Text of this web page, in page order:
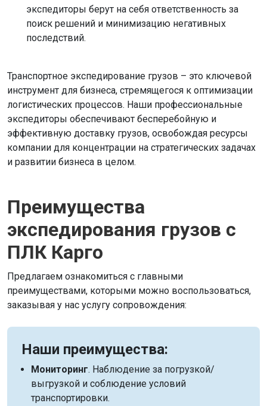
экспедиторы берут на себя ответственность за
поиск решений и минимизацию негативных
последствий.
Транспортное экспедирование грузов – это ключевой
инструмент для бизнеса, стремящегося к оптимизации
логистических процессов. Наши профессиональные
экспедиторы обеспечивают бесперебойную и
эффективную доставку грузов, освобождая ресурсы
компании для концентрации на стратегических задачах
и развитии бизнеса в целом.
Преимущества
экспедирования грузов с
ПЛК Карго
Предлагаем ознакомиться с главными
преимуществами, которыми можно воспользоваться,
заказывая у нас услугу сопровождения:
Наши преимущества:
Мониторинг. Наблюдение за погрузкой/
выгрузкой и соблюдение условий
транспортировки.